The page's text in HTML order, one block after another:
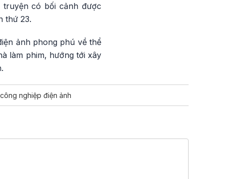
truyện có bối cảnh được
thứ 23.
ảnh phong phú về thể
làm phim, hướng tới xây
công nghiệp điện ảnh